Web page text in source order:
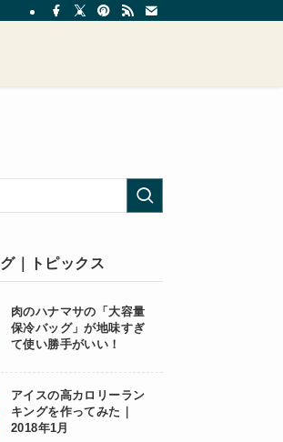
｜トピックス
肉のハナマサの「大容量
保冷バッグ」が地味すぎ
て使い勝手がいい！
アイスの高カロリーラン
キングを作ってみた｜
2018年1月